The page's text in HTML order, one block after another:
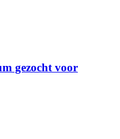
gezocht voor